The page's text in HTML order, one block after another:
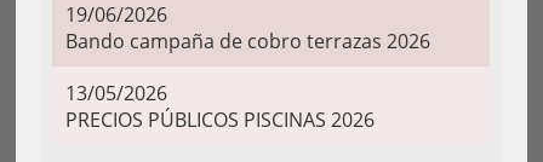
19/06/2026
Bando campaña de cobro terrazas 2026
13/05/2026
PRECIOS PÚBLICOS PISCINAS 2026